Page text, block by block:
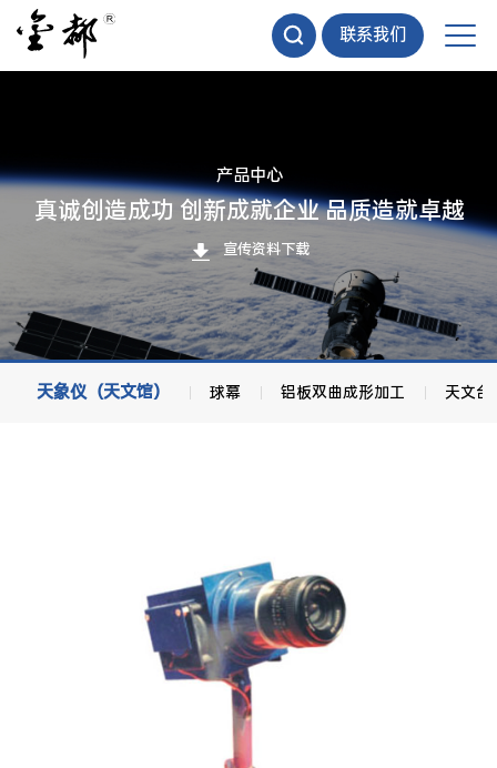
联系我们
产品中心
真诚创造成功 创新成就企业 品质造就卓越
宣传资料下载
天象仪（天文馆） 球幕 铝板双曲成形加工 天文台